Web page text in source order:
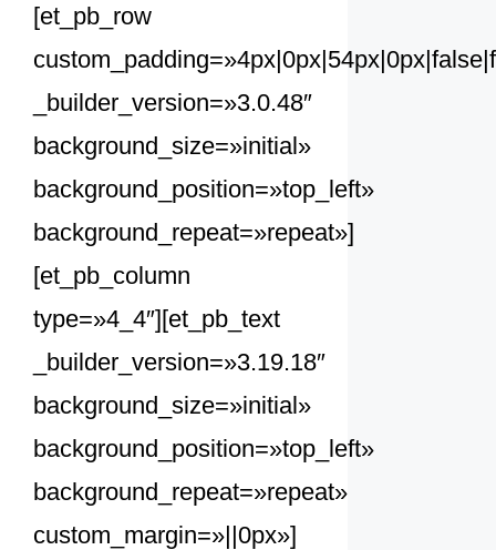
[et_pb_row
_builder_version=»3.0.48″
background_size=»initial»
background_position=»top_left»
background_repeat=»repeat»]
[et_pb_column
type=»4_4″][et_pb_text
_builder_version=»3.19.18″
background_size=»initial»
background_position=»top_left»
background_repeat=»repeat»
custom_margin=»||0px»]